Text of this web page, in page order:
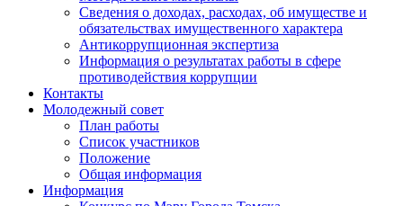
Сведения о доходах, расходах, об имуществе и
обязательствах имущественного характера
Антикоррупционная экспертиза
Информация о результатах работы в сфере
противодействия коррупции
Контакты
Молодежный совет
План работы
Список участников
Положение
Общая информация
Информация